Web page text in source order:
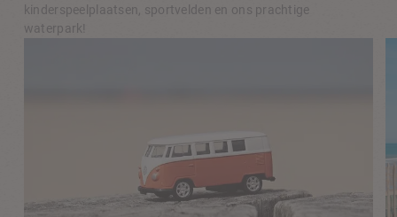
kinderspeelplaatsen, sportvelden en ons prachtige
waterpark!